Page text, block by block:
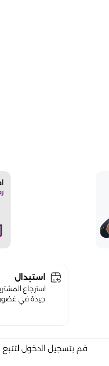
استبدال
استرجاع
جيدة في غضون 48
قم بتسجيل الدخول